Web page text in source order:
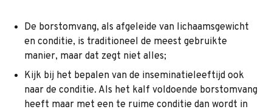
De borstomvang, als afgeleide van lichaamsgewicht
en conditie, is traditioneel de meest gebruikte
manier, maar dat zegt niet alles;
Kijk bij het bepalen van de inseminatieleeftijd ook
naar de conditie. Als het kalf voldoende borstomvang
heeft maar met een te ruime conditie dan wordt in